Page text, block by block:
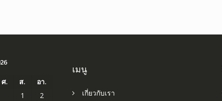
ศ. ส.
อา.
1
2
เมนู
เกี่ยวกับเรา